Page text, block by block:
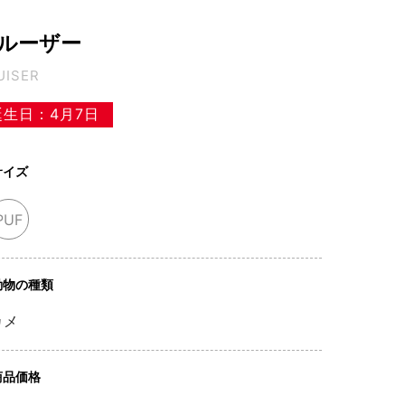
ーザー
生日：4月7日
イズ
物の種類
品価格